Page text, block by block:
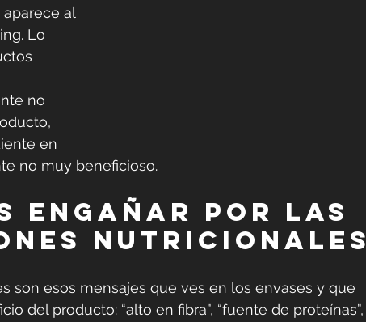
aparece al
Lo
no
en
no muy beneficioso.
engañar por las
nutricionales
son esos mensajes que ves en los envases y que
del producto: “alto en fibra”, “fuente de proteínas”,